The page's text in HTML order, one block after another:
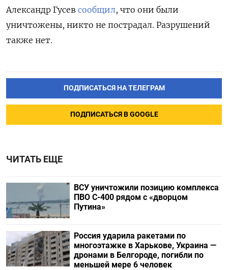
Александр Гусев сообщил, что они были
уничтожены, никто не пострадал. Разрушений
также нет.
ПОДПИСАТЬСЯ НА ТЕЛЕГРАМ
ПОДПИСАТЬСЯ В GOOGLE
ЧИТАТЬ ЕЩЕ
ВСУ уничтожили позицию комплекса
ПВО С-400 рядом с «дворцом
Путина»
Россия ударила ракетами по
многоэтажке в Харькове, Украина —
дронами в Белгороде, погибли по
меньшей мере 6 человек